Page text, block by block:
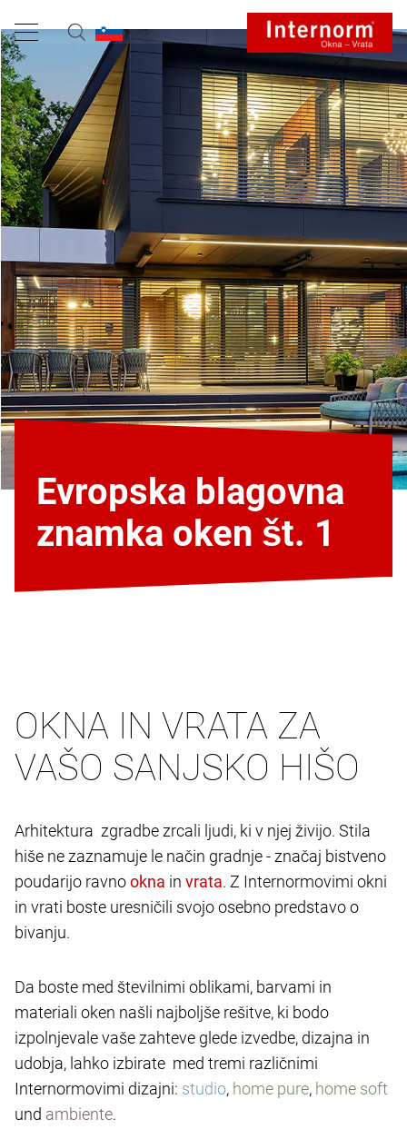
Evropska blagovna
znamka oken št. 1
OKNA IN VRATA ZA
VAŠO SANJSKO HIŠO
Arhitektura zgradbe zrcali ljudi, ki v njej živijo. Stila
hiše ne zaznamuje le način gradnje - značaj bistveno
poudarijo ravno
in
. Z Internormovimi okni
in vrati boste uresničili svojo osebno predstavo o
bivanju.
Da boste med številnimi oblikami, barvami in
materiali oken našli najboljše rešitve, ki bodo
izpolnjevale vaše zahteve glede izvedbe, dizajna in
udobja, lahko izbirate med tremi različnimi
Internormovimi dizajni: studio, home pure, home soft
und ambiente.